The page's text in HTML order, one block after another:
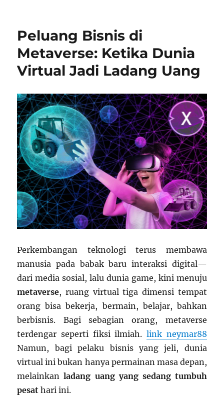
Era
Digital:
Dari
NFT
hingga
Pembuat
Konten
Peluang Bisnis di
Metaverse: Ketika Dunia
Virtual Jadi Ladang Uang
Perkembangan teknologi terus membawa
manusia pada babak baru interaksi digital—
dari media sosial, lalu dunia game, kini menuju
metaverse, ruang virtual tiga dimensi tempat
orang bisa bekerja, bermain, belajar, bahkan
berbisnis. Bagi sebagian orang, metaverse
terdengar seperti fiksi ilmiah. link neymar88
Namun, bagi pelaku bisnis yang jeli, dunia
virtual ini bukan hanya permainan masa depan,
melainkanladang uang yang sedang tumbuh
pesat hari ini.